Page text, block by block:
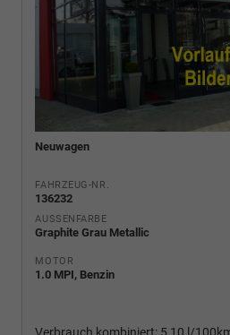
Neuwagen
FAHRZEUG-NR.
136232
AUSSENFARBE
Graphite Grau Metallic
MOTOR
1.0 MPI, Benzin